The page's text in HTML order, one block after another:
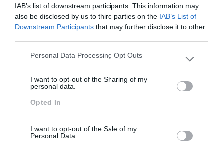
IAB’s list of downstream participants. This information may
also be disclosed by us to third parties on the IAB’s List of
Downstream Participants that may further disclose it to other
Please note that this website/app uses one or more Google
not limited to your visit or usage behaviour. You may click to
grant or deny consent to Google and its third-party tags to
use your data for below specified purposes in below Google
Personal Data Processing Opt Outs
I want to opt-out of the Sharing of my
personal data.
Opted In
I want to opt-out of the Sale of my
Personal Data.
Também Poderá Gostar